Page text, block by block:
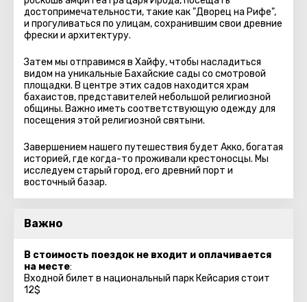
достопримечательности, такие как "Дворец на Рифе",
и прогуливаться по улицам, сохранившим свои древние
фрески и архитектуру.
Затем мы отправимся в Хайфу, чтобы насладиться
видом на уникальные Бахайские сады со смотровой
площадки. В центре этих садов находится храм
бахаистов, представителей небольшой религиозной
общины. Важно иметь соответствующую одежду для
посещения этой религиозной святыни.
Завершением нашего путешествия будет Акко, богатая
историей, где когда-то проживали крестоносцы. Мы
исследуем старый город, его древний порт и
восточный базар.
Важно
В стоимость поездок не входит и оплачивается
на месте:
Входной билет в национальный парк Кейсария стоит
12$